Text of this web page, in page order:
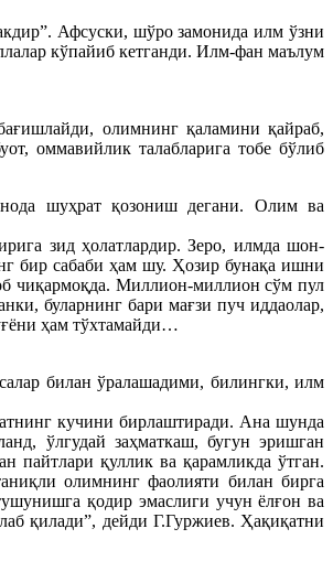
Афсуски, шўро замонида илм ўзни
кўпайиб кетганди. Илм-фан маълум
олимнинг қаламини қайраб,
оммавийлик талабларига тобе бўлиб
шуҳрат қозониш дегани. Олим ва
зид ҳолатлардир. Зеро, илмда шон-
бир сабаби ҳам шу. Ҳозир бунақа ишни
чиқармоқда. Миллион-миллион сўм пул
буларнинг бари мағзи пуч иддаолар,
ҳам тўхтамайди…
билан ўралашадими, билингки, илм
кучини бирлаштиради. Ана шунда
ўлгудай заҳматкаш, бугун эришган
пайтлари қуллик ва қарамликда ўтган.
олимнинг фаолияти билан бирга
қодир эмаслиги учун ёлғон ва
қилади”, дейди Г.Гуржиев. Ҳақиқатни